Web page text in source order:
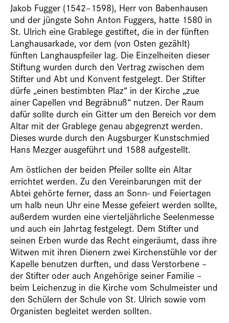
Jakob Fugger (1542–1598), Herr von Babenhausen
und der jüngste Sohn Anton Fuggers, hatte 1580 in
St. Ulrich eine Grablege gestiftet, die in der fünften
Langhausarkade, vor dem (von Osten gezählt)
fünften Langhauspfeiler lag. Die Einzelheiten dieser
Stiftung wurden durch den Vertrag zwischen dem
Stifter und Abt und Konvent festgelegt. Der Stifter
dürfe „einen bestimbten Plaz“ in der Kirche „zue
ainer Capellen vnd Begräbnuß“ nutzen. Der Raum
dafür sollte durch ein Gitter um den Bereich vor dem
Altar mit der Grablege genau abgegrenzt werden.
Dieses wurde durch den Augsburger Kunst­schmied
Hans Mezger ausgeführt und 1588 aufgestellt.
Am östlichen der beiden Pfeiler sollte ein Altar
errichtet werden. Zu den Vereinbarungen mit der
Abtei gehörte ferner, dass an Sonn- und Feiertagen
um halb neun Uhr eine Messe gefeiert werden sollte,
außerdem wurden eine vierteljährliche Seelenmesse
und auch ein Jahrtag festgelegt. Dem Stifter und
seinen Erben wurde das Recht eingeräumt, dass ihre
Witwen mit ihren Dienern zwei Kirchenstühle vor der
Kapelle benutzen durften, und dass Verstorbene –
der Stifter oder auch Angehörige seiner Familie –
beim Leichenzug in die Kirche vom Schulmeister und
den Schülern der Schule von St. Ulrich sowie vom
Organisten begleitet werden sollten.